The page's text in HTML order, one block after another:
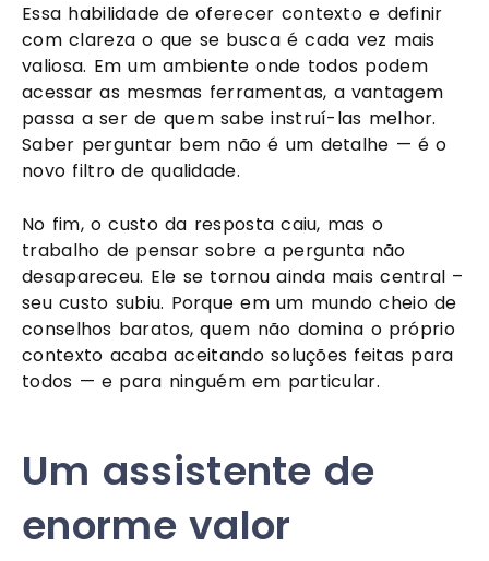
Essa habilidade de oferecer contexto e definir
com clareza o que se busca é cada vez mais
valiosa. Em um ambiente onde todos podem
acessar as mesmas ferramentas, a vantagem
passa a ser de quem sabe instruí-las melhor.
Saber perguntar bem não é um detalhe — é o
novo filtro de qualidade.
No fim, o custo da resposta caiu, mas o
trabalho de pensar sobre a pergunta não
desapareceu. Ele se tornou ainda mais central –
seu custo subiu. Porque em um mundo cheio de
conselhos baratos, quem não domina o próprio
contexto acaba aceitando soluções feitas para
todos — e para ninguém em particular.
Um assistente de
enorme valor